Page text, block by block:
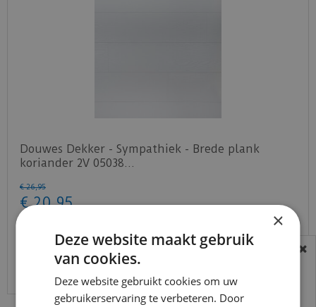
Douwes Dekker - Sympathiek - Brede plank
koriander 2V 05038…
€ 26,95
€ 20,95
Bekijk product
BEREIKBAARHEID
In verband met de vakantie periode zijn wij
t/m 14 augustus telefonisch helaas niet
×
Deze website maakt gebruik
van cookies.
Deze website gebruikt cookies om uw
gebruikerservaring te verbeteren. Door